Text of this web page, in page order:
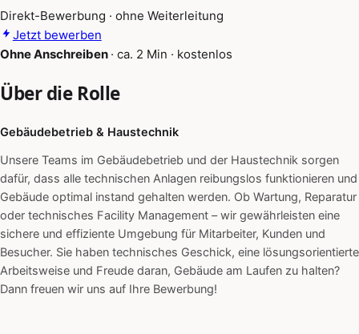
Direkt-Bewerbung · ohne Weiterleitung
Jetzt bewerben
Ohne Anschreiben · ca. 2 Min · kostenlos
Über die Rolle
Gebäudebetrieb & Haustechnik
Unsere Teams im Gebäudebetrieb und der Haustechnik sorgen
dafür, dass alle technischen Anlagen reibungslos funktionieren und
Gebäude optimal instand gehalten werden. Ob Wartung, Reparatur
oder technisches Facility Management – wir gewährleisten eine
sichere und effiziente Umgebung für Mitarbeiter, Kunden und
Besucher. Sie haben technisches Geschick, eine lösungsorientierte
Arbeitsweise und Freude daran, Gebäude am Laufen zu halten?
Dann freuen wir uns auf Ihre Bewerbung!